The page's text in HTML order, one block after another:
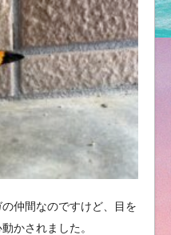
仲間なのですけど、目を
かされました。